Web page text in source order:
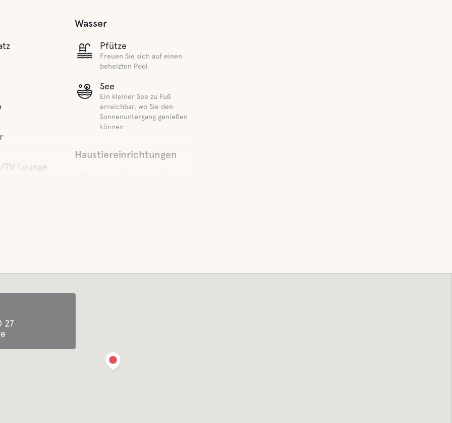
TV Lounge
Wasser
Pfütze
Freuen Sie sich auf einen
beheizten Pool
See
Ein kleiner See zu Fuß
erreichbar, wo Sie den
Sonnenuntergang genießen
können
Haustiereinrichtungen
27